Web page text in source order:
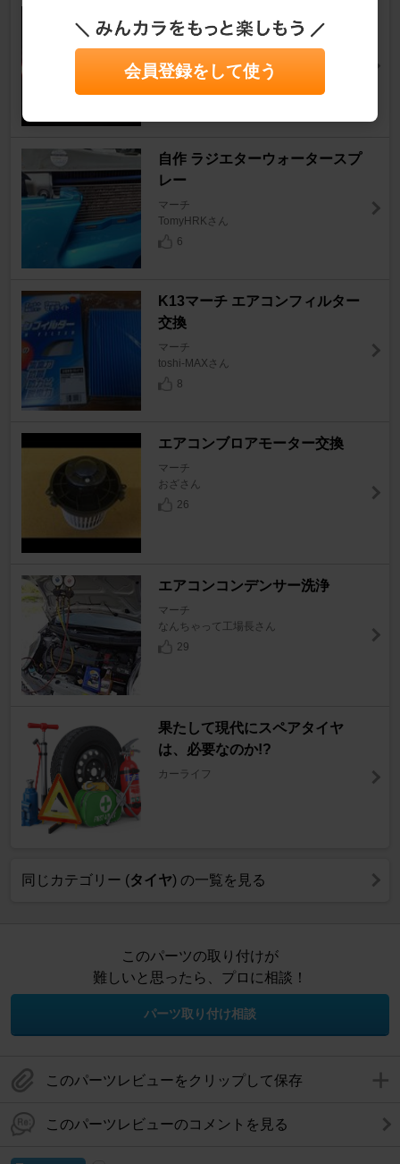
CARMATE LEDライセンスラ
ンプ Aタイプ シングル
マーチ
ｻｰﾄﾞｽﾃｰｼﾞさん
1
自作 ラジエターウォータースプ
レー
マーチ
TomyHRKさん
6
K13マーチ エアコンフィルター
交換
マーチ
toshi-MAXさん
8
エアコンブロアモーター交換
マーチ
おざさん
26
エアコンコンデンサー洗浄
マーチ
なんちゃって工場長さん
29
果たして現代にスペアタイヤ
は、必要なのか!?
カーライフ
同じカテゴリー (タイヤ) の一覧を見る
このパーツの取り付けが
難しいと思ったら、プロに相談！
パーツ取り付け相談
このパーツレビューをクリップして保存
このパーツレビューのコメントを見る
会員登録をして使う